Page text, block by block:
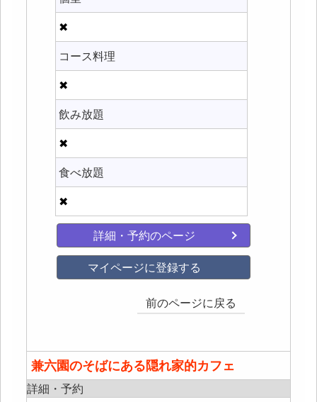
✖
コース料理
✖
飲み放題
✖
食べ放題
✖
詳細・予約のページ
マイページに登録する
前のページに戻る
兼六園のそばにある隠れ家的カフェ
詳細・予約